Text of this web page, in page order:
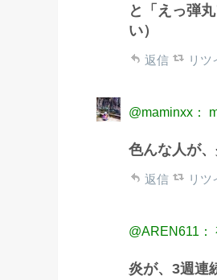
と「えっ弾
い）
返信 リツ
@maminxx：
色んな人が
返信 リツ
@AREN611：
炎が、3週連